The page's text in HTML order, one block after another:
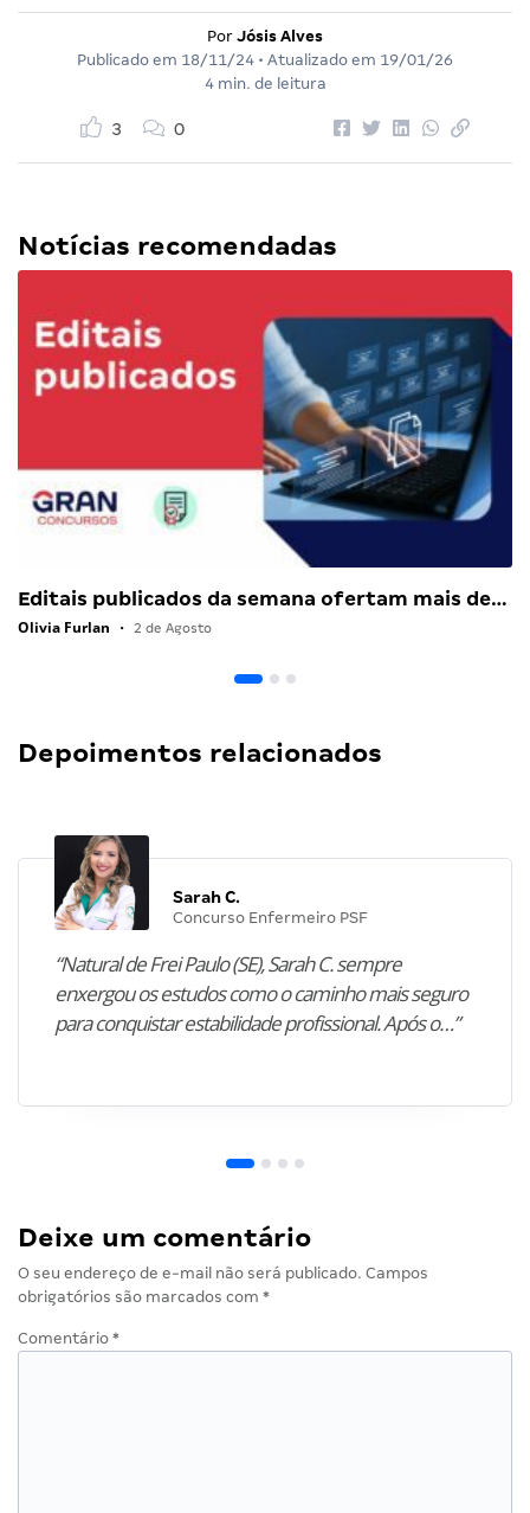
Por Jósis Alves
Publicado em 18/11/24 • Atualizado em 19/01/26
4 min. de leitura
3 0
Notícias recomendadas
Editais publicados da semana ofertam mais de…
Olivia Furlan • 2 de Agosto
Depoimentos relacionados
Sarah C.
Concurso Enfermeiro PSF
“Natural de Frei Paulo (SE), Sarah C. sempre
enxergou os estudos como o caminho mais seguro
para conquistar estabilidade profissional. Após o…”
Deixe um comentário
O seu endereço de e-mail não será publicado. Campos
obrigatórios são marcados com *
Comentário *